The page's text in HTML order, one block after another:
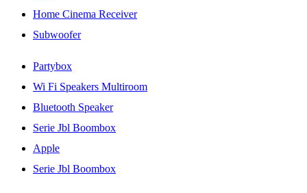
Home Cinema Receiver
Subwoofer
Partybox
Wi Fi Speakers Multiroom
Bluetooth Speaker
Serie Jbl Boombox
Apple
Serie Jbl Boombox